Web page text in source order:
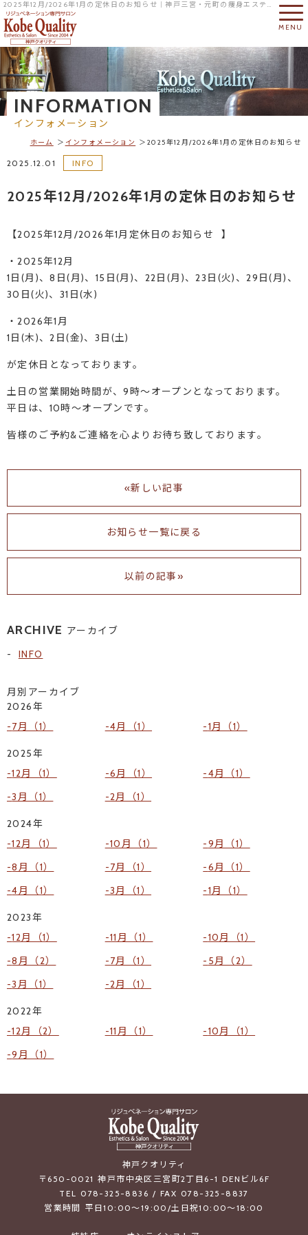
2025年12月/2026年1月の定休日のお知らせ｜神戸三宮・元町の痩身エステならリジュベネーション専門サロンの神戸クオリティへ
MENU
INFORMATION
インフォメーション
ホーム インフォメーション 2025年12月/2026年1月の定休日のお知らせ
2025.12.01 INFO
2025年12月/2026年1月の定休日のお知らせ
【2025年12月/2026年1月定休日のお知らせ⠀】
・2025年12月
1日(月)、8日(月)、15日(月)、22日(月)、23日(火)、29日(月)、
30日(火)、31日(水)
・2026年1月
1日(木)、2日(金)、3日(土)
が定休日となっております。
土日の営業開始時間が、9時～オープンとなっております。
平日は、10時～オープンです。
皆様のご予約&ご連絡を心よりお待ち致しております。
«新しい記事
お知らせ一覧に戻る
以前の記事»
ARCHIVE アーカイブ
INFO
月別アーカイブ
2026年
7月（1）
4月（1） 1月（1）
2025年
12月（1）
6月（1）
4月（1）
3月（1）
2月（1）
2024年
12月（1）
10月（1）
9月（1）
8月（1）
7月（1）
6月（1）
4月（1）
3月（1） 1月（1）
2023年
12月（1）
11月（1）
10月（1）
8月（2）
7月（1）
5月（2）
3月（1）
2月（1）
2022年
12月（2）
11月（1）
10月（1）
9月（1）
神戸クオリティ
〒650-0021 神戸市中央区三宮町2丁目6-1 DENビル6F
TEL 078-325-8836 / FAX 078-325-8837
営業時間 平日10:00～19:00/土日祝10:00～18:00